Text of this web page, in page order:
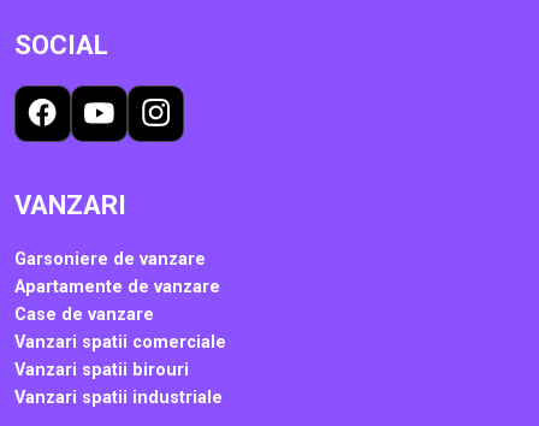
SOCIAL
VANZARI
Garsoniere de vanzare
Apartamente de vanzare
Case de vanzare
Vanzari spatii comerciale
Vanzari spatii birouri
Vanzari spatii industriale